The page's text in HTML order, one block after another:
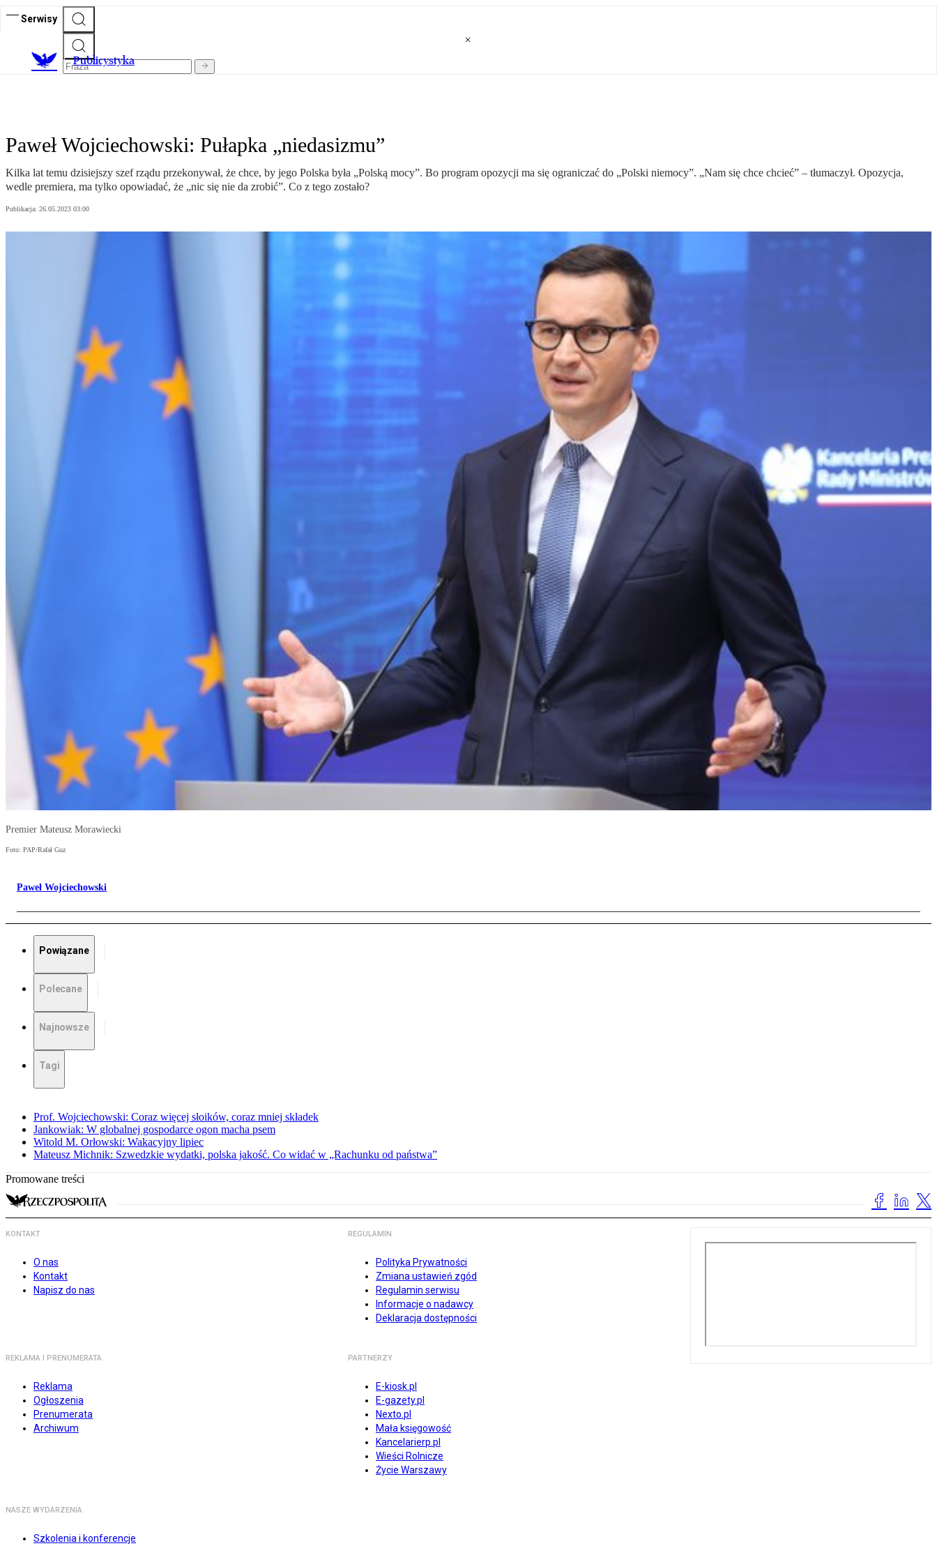
Serwisy
Publicystyka
Paweł Wojciechowski: Pułapka „niedasizmu”
Kilka lat temu dzisiejszy szef rządu przekonywał, że chce, by jego Polska była „Polską mocy”. Bo program opozycji ma się ograniczać do „Polski niemocy”. „Nam się chce chcieć” – tłumaczył. Opozycja,
wedle premiera, ma tylko opowiadać, że „nic się nie da zrobić”. Co z tego zostało?
Publikacja: 26.05.2023 03:00
Premier Mateusz Morawiecki
Foto: PAP/Rafał Guz
Paweł Wojciechowski
Powiązane
Polecane
Najnowsze
Tagi
Prof. Wojciechowski: Coraz więcej słoików, coraz mniej składek
Jankowiak: W globalnej gospodarce ogon macha psem
Witold M. Orłowski: Wakacyjny lipiec
Mateusz Michnik: Szwedzkie wydatki, polska jakość. Co widać w „Rachunku od państwa”
Promowane treści
KONTAKT
O nas
Kontakt
Napisz do nas
REGULAMIN
Polityka Prywatności
Zmiana ustawień zgód
Regulamin serwisu
Informacje o nadawcy
Deklaracja dostępności
REKLAMA I PRENUMERATA
Reklama
Ogłoszenia
Prenumerata
Archiwum
PARTNERZY
E-kiosk.pl
E-gazety.pl
Nexto.pl
Mała księgowość
Kancelarierp.pl
Wieści Rolnicze
Życie Warszawy
NASZE WYDARZENIA
Szkolenia i konferencje